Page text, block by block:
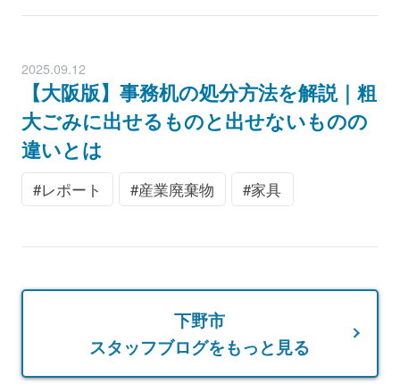
2025.09.12
【大阪版】事務机の処分方法を解説｜粗
大ごみに出せるものと出せないものの
違いとは
レポート 産業廃棄物 家具
下野市
スタッフブログをもっと見る